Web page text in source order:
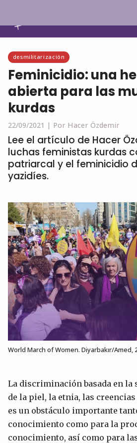
desmilitarización
Feminicidio: una
abierta para las
kurdas
22/09/2021 | Por Hacer Özdemir
Lee el artículo de Hacer
luchas feministas kurdas
patriarcal y el feminicidio
yazidíes.
World March of Women. Diyarbakır/Amed,
La discriminación basada en la
de la piel, la etnia, las
es un obstáculo importante
conocimiento como para la
conocimiento, así como para